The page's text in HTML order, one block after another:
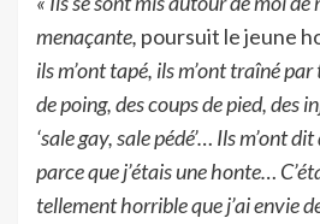
menaçante, poursuit le jeune
ils m’ont tapé, ils m’ont traîné
de poing, des coups de pied, des
‘sale gay, sale pédé’… Ils m’ont
parce que j’étais une honte…
tellement horrible que j’ai envie